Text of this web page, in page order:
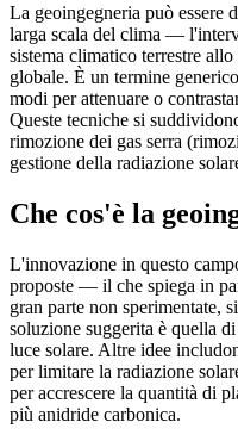
La geoingegneria può essere
larga scala del clima —
sistema climatico terrestre
globale. È un termine
modi per attenuare o
Queste tecniche si
rimozione dei gas serra
gestione della radiazione
Che cos'è la
L'innovazione in questo
proposte — il che spiega in
gran parte non sperimentate,
soluzione suggerita è quella
luce solare. Altre idee
per limitare la radiazione
per accrescere la quantità di
più anidride carbonica.